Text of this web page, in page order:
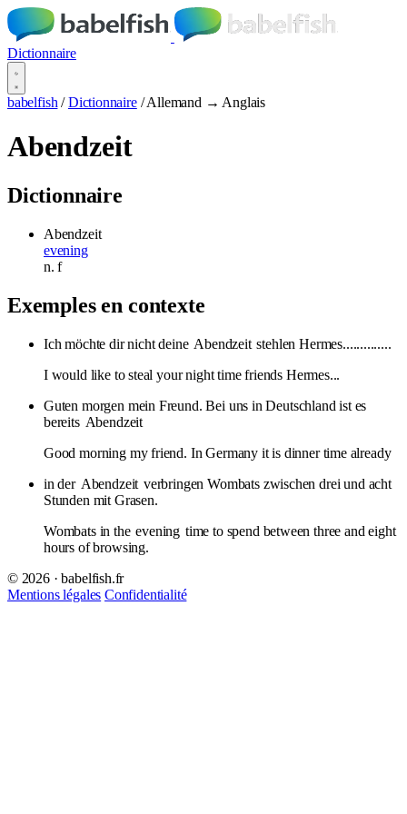
Dictionnaire
babelfish / Dictionnaire / Allemand → Anglais
Abendzeit
Dictionnaire
Abendzeit
evening
n.f
Exemples en contexte
Ich möchte dir nicht deine Abendzeit stehlen Hermes..............
I would like to steal your night time friends Hermes...
Guten morgen mein Freund. Bei uns in Deutschland ist es
bereits Abendzeit
Good morning my friend. In Germany it is dinner time already
in der Abendzeit verbringen Wombats zwischen drei und acht
Stunden mit Grasen.
Wombats in the evening time to spend between three and eight
hours of browsing.
© 2026 · babelfish.fr
Mentions légales Confidentialité